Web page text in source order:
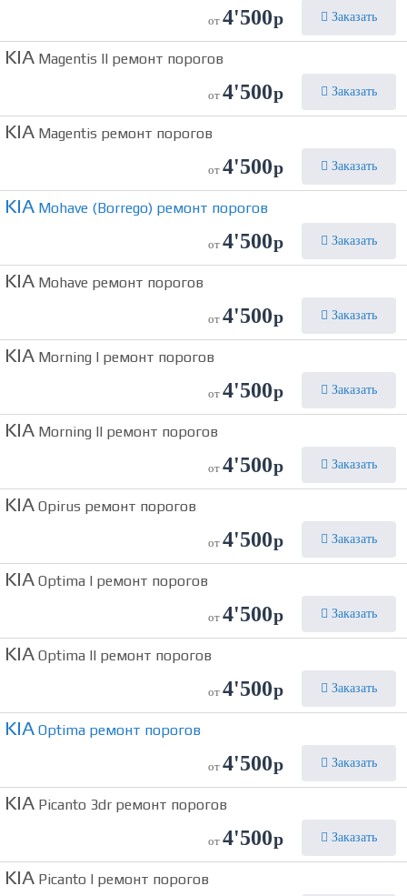
от 4'500р Заказать
KIA Magentis II ремонт порогов
от 4'500р Заказать
KIA Magentis ремонт порогов
от 4'500р Заказать
KIA Mohave (Borrego) ремонт порогов
от 4'500р Заказать
KIA Mohave ремонт порогов
от 4'500р Заказать
KIA Morning I ремонт порогов
от 4'500р Заказать
KIA Morning II ремонт порогов
от 4'500р Заказать
KIA Opirus ремонт порогов
от 4'500р Заказать
KIA Optima I ремонт порогов
от 4'500р Заказать
KIA Optima II ремонт порогов
от 4'500р Заказать
KIA Optima ремонт порогов
от 4'500р Заказать
KIA Picanto 3dr ремонт порогов
от 4'500р Заказать
KIA Picanto I ремонт порогов